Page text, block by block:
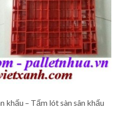
khấu – Tấm lót sàn sân khấu